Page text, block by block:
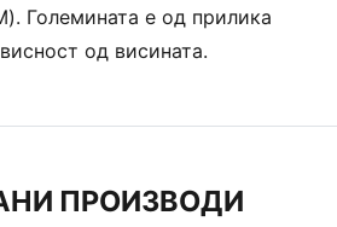
Големината е од прилика
од висината.
ПРОИЗВОДИ